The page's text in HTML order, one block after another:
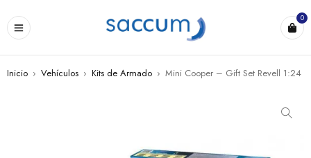
0
Inicio › Vehículos › Kits de Armado › Mini Cooper – Gift Set Revell 1:24